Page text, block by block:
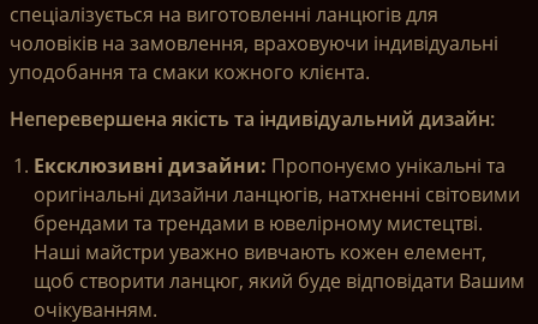
спеціалізується на виготовленні ланцюгів для
чоловіків на замовлення, враховуючи індивідуальні
уподобання та смаки кожного клієнта.
Неперевершена якість та індивідуальний дизайн:
Ексклюзивні дизайни: Пропонуємо унікальні та
оригінальні дизайни ланцюгів, натхненні світовими
брендами та трендами в ювелірному мистецтві.
Наші майстри уважно вивчають кожен елемент,
щоб створити ланцюг, який буде відповідати Вашим
очікуванням.